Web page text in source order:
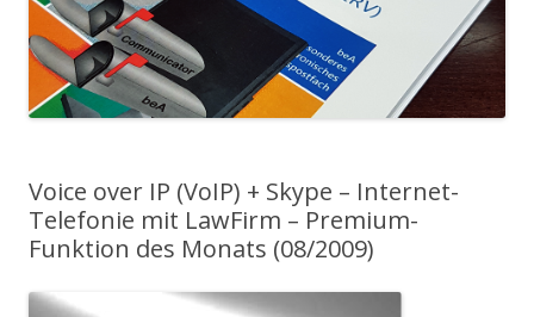
Voice over IP (VoIP) + Skype – Internet-
Telefonie mit LawFirm – Premium-
Funktion des Monats (08/2009)